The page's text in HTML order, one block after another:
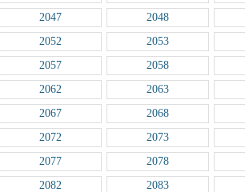
2047
2048
2052
2053
2057
2058
2062
2063
2067
2068
2072
2073
2077
2078
2082
2083